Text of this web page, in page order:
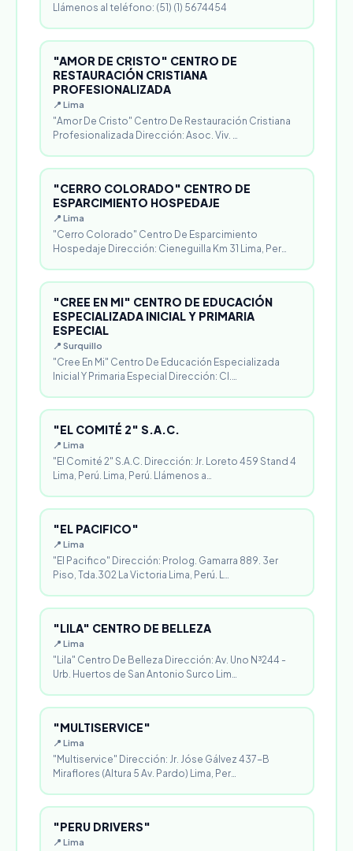
Llámenos al teléfono: (51) (1) 5674454
"AMOR DE CRISTO" CENTRO DE
RESTAURACIÓN CRISTIANA
PROFESIONALIZADA
📍 Lima
"Amor De Cristo" Centro De Restauración Cristiana
Profesionalizada Dirección: Asoc. Viv. …
"CERRO COLORADO" CENTRO DE
ESPARCIMIENTO HOSPEDAJE
📍 Lima
"Cerro Colorado" Centro De Esparcimiento
Hospedaje Dirección: Cieneguilla Km 31 Lima, Per…
"CREE EN MI" CENTRO DE EDUCACIÓN
ESPECIALIZADA INICIAL Y PRIMARIA
ESPECIAL
📍 Surquillo
"Cree En Mi" Centro De Educación Especializada
Inicial Y Primaria Especial Dirección: Cl.…
"EL COMITÉ 2" S.A.C.
📍 Lima
"El Comité 2" S.A.C. Dirección: Jr. Loreto 459 Stand 4
Lima, Perú. Lima, Perú. Llámenos a…
"EL PACIFICO"
📍 Lima
"El Pacifico" Dirección: Prolog. Gamarra 889. 3er
Piso, Tda.302 La Victoria Lima, Perú. L…
"LILA" CENTRO DE BELLEZA
📍 Lima
"Lila" Centro De Belleza Dirección: Av. Uno N³244 -
Urb. Huertos de San Antonio Surco Lim…
"MULTISERVICE"
📍 Lima
"Multiservice" Dirección: Jr. Jóse Gálvez 437-B
Miraflores (Altura 5 Av. Pardo) Lima, Per…
"PERU DRIVERS"
📍 Lima